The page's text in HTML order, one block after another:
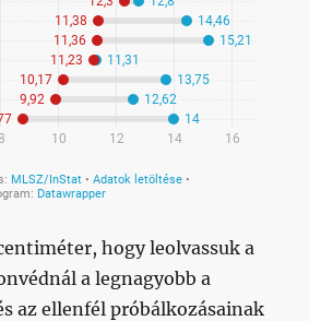
hogy leolvassuk a
a legnagyobb a
az ellenfél próbálkozásainak